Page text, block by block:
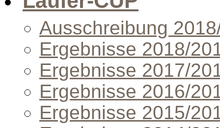
Ausschreibung
Ergebnisse 2018/
Ergebnisse 2017/
Ergebnisse 2016/
Ergebnisse 2015/